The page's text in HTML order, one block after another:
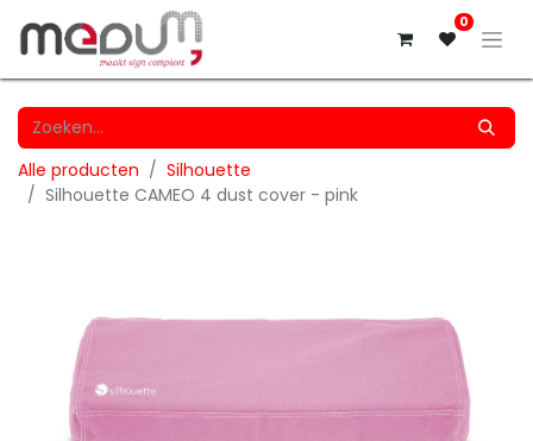
0
Alle producten
Silhouette
Silhouette CAMEO 4 dust cover - pink